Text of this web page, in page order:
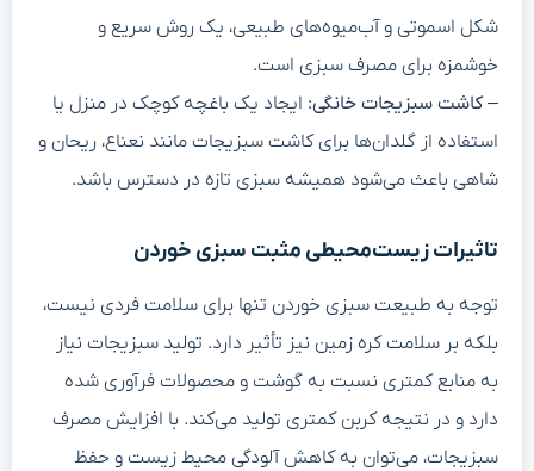
شکل اسموتی و آب‌میوه‌های طبیعی، یک روش سریع و
خوشمزه برای مصرف سبزی است.
–کاشت سبزیجات خانگی: ایجاد یک باغچه کوچک در منزل یا
استفاده از گلدان‌ها برای کاشت سبزیجات مانند نعناع، ریحان و
شاهی باعث می‌شود همیشه سبزی تازه در دسترس باشد.
تاثیرات زیست‌محیطی مثبت سبزی خوردن
توجه به طبیعت سبزی خوردن تنها برای سلامت فردی نیست،
بلکه بر سلامت کره زمین نیز تأثیر دارد. تولید سبزیجات نیاز
به منابع کمتری نسبت به گوشت و محصولات فرآوری شده
دارد و در نتیجه کربن کمتری تولید می‌کند. با افزایش مصرف
سبزیجات، می‌توان به کاهش آلودگی محیط زیست و حفظ